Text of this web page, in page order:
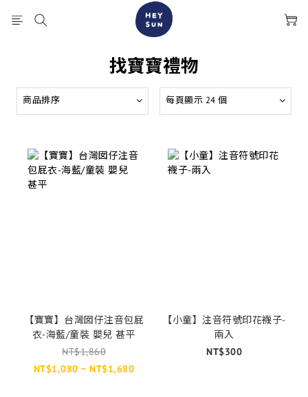
找寶寶禮物
商品排序 每頁顯示 24 個
【寶寶】台灣囡仔注音包屁
衣-海藍/童裝 嬰兒 甚平
NT$1,860
NT$1,080 ~ NT$1,680
【小童】注音符號印花襪子-
兩入
NT$300